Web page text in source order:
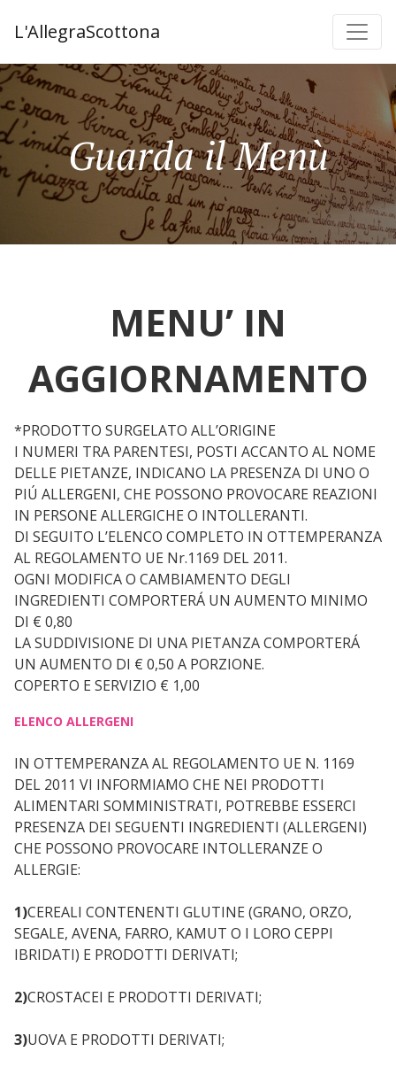
L'AllegraScottona
Guarda il Menù
MENU’ IN
AGGIORNAMENTO
*PRODOTTO SURGELATO ALL’ORIGINE
I NUMERI TRA PARENTESI, POSTI ACCANTO AL NOME
DELLE PIETANZE, INDICANO LA PRESENZA DI UNO O
PIÚ ALLERGENI, CHE POSSONO PROVOCARE REAZIONI
IN PERSONE ALLERGICHE O INTOLLERANTI.
DI SEGUITO L’ELENCO COMPLETO IN OTTEMPERANZA
AL REGOLAMENTO UE Nr.1169 DEL 2011.
OGNI MODIFICA O CAMBIAMENTO DEGLI
INGREDIENTI COMPORTERÁ UN AUMENTO MINIMO
DI € 0,80
LA SUDDIVISIONE DI UNA PIETANZA COMPORTERÁ
UN AUMENTO DI € 0,50 A PORZIONE.
COPERTO E SERVIZIO € 1,00
ELENCO ALLERGENI
IN OTTEMPERANZA AL REGOLAMENTO UE N. 1169
DEL 2011 VI INFORMIAMO CHE NEI PRODOTTI
ALIMENTARI SOMMINISTRATI, POTREBBE ESSERCI
PRESENZA DEI SEGUENTI INGREDIENTI (ALLERGENI)
CHE POSSONO PROVOCARE INTOLLERANZE O
ALLERGIE:
1)CEREALI CONTENENTI GLUTINE (GRANO, ORZO,
SEGALE, AVENA, FARRO, KAMUT O I LORO CEPPI
IBRIDATI) E PRODOTTI DERIVATI;
2)CROSTACEI E PRODOTTI DERIVATI;
3)UOVA E PRODOTTI DERIVATI;